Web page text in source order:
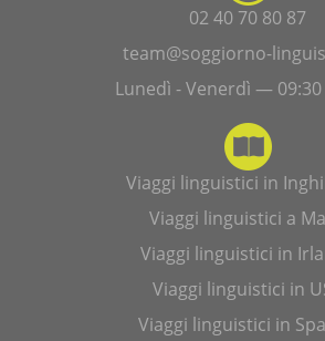
02 40 70 80 87
team@soggiorno-
Lunedì - Venerdì — 09:30
Viaggi linguistici in
Viaggi linguistici a
Viaggi linguistici in
Viaggi linguistici in
Viaggi linguistici in